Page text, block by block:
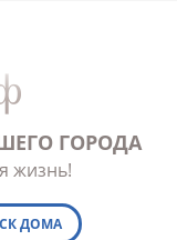
ГОРОДА
жизнь!
ДОМА